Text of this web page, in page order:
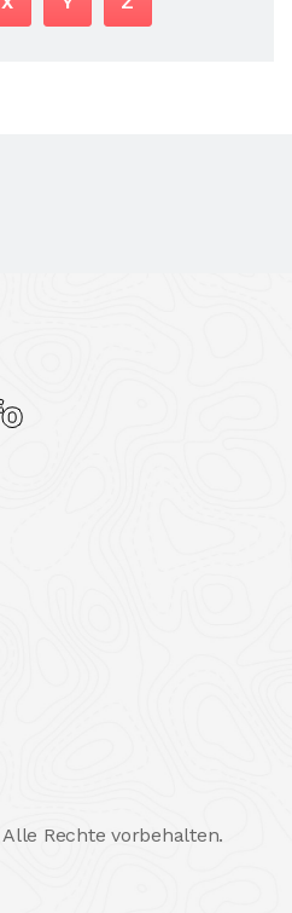
Alle Rechte vorbehalten.